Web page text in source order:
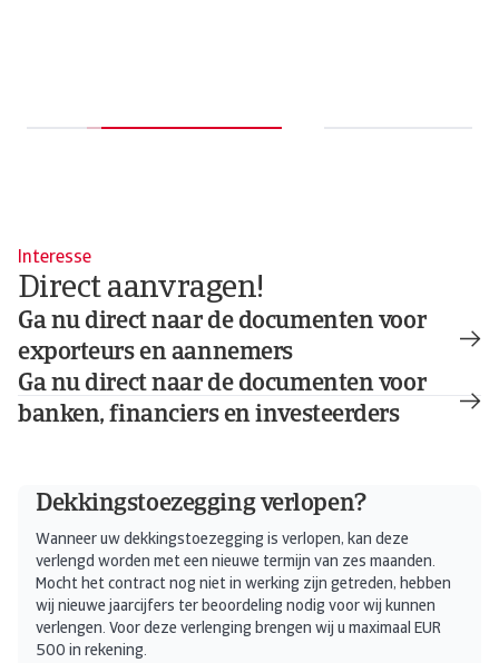
Interesse
Direct aanvragen!
Ga nu direct naar de documenten voor
exporteurs en aannemers
Ga nu direct naar de documenten voor
banken, financiers en investeerders
Dekkingstoezegging verlopen?
Wanneer uw dekkingstoezegging is verlopen, kan deze
verlengd worden met een nieuwe termijn van zes maanden.
Mocht het contract nog niet in werking zijn getreden, hebben
wij nieuwe jaarcijfers ter beoordeling nodig voor wij kunnen
verlengen. Voor deze verlenging brengen wij u maximaal EUR
500 in rekening.